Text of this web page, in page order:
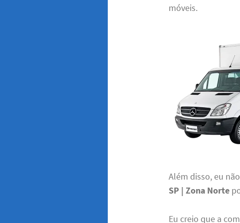
móveis.
Além disso, eu
SP | Zona Norte
Eu creio que a